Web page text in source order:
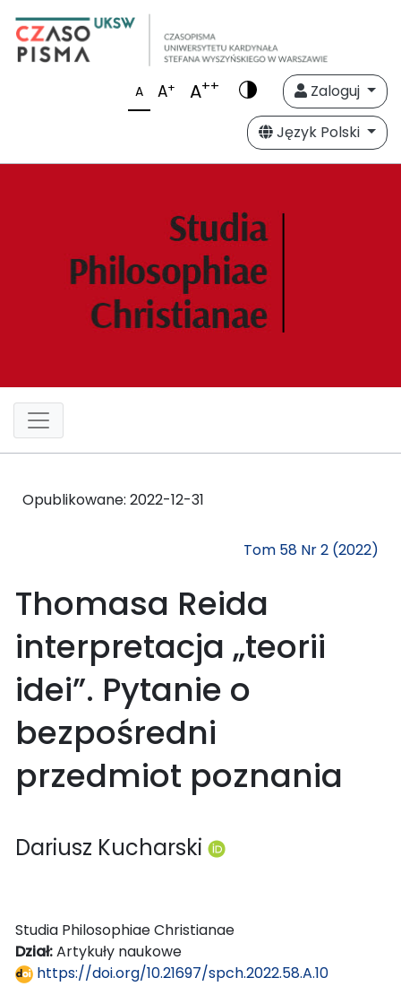
A A+ A++
Zaloguj
Język Polski
Opublikowane: 2022-12-31
Tom 58 Nr 2 (2022)
Thomasa Reida
interpretacja „teorii
idei”. Pytanie o
bezpośredni
przedmiot poznania
Dariusz Kucharski
Studia Philosophiae Christianae
Dział:Artykuły naukowe
https://doi.org/10.21697/spch.2022.58.A.10